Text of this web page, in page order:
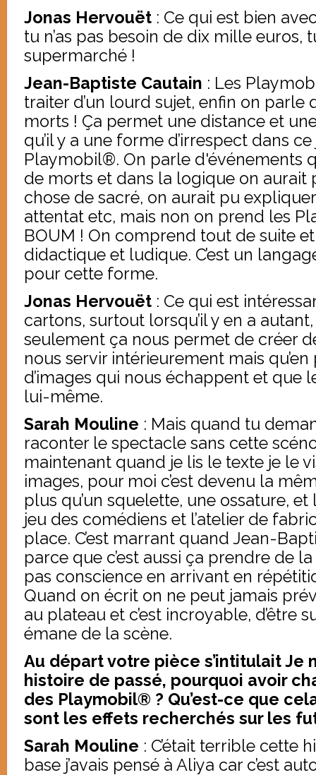
Jonas Hervouët : Ce qui est bien
tu n’as pas besoin de dix mille euros,
supermarché !
Jean-Baptiste Cautain : Les
traiter d’un lourd sujet, enfin on parle
morts ! Ça permet une distance et
qu’il y a une forme d’irrespect dans
Playmobil®. On parle d'événements
de morts et dans la logique on aurait
chose de sacré, on aurait pu
attentat etc, mais non on prend les
BOUM ! On comprend tout de suite et
didactique et ludique. C’est un
pour cette forme.
Jonas Hervouët : Ce qui est
cartons, surtout lorsqu’il y en a autant,
seulement ça nous permet de créer
nous servir intérieurement mais
d’images qui nous échappent et que
lui-même.
Sarah Mouline : Mais quand tu
raconter le spectacle sans cette
maintenant quand je lis le texte je le
images, pour moi c’est devenu la
plus qu’un squelette, une ossature, et
jeu des comédiens et l’atelier de
place. C’est marrant quand Jean-
parce que c’est aussi ça prendre de la
pas conscience en arrivant en
Quand on écrit on ne peut jamais
au plateau et c’est incroyable, d’être
émane de la scène.
Au départ votre pièce s’intitulait Je
histoire de passé, pourquoi avoir
des Playmobil® ? Qu’est-ce que
sont les effets recherchés sur les
Sarah Mouline : C’était terrible cette
base j’avais pensé à Aliya car c’est